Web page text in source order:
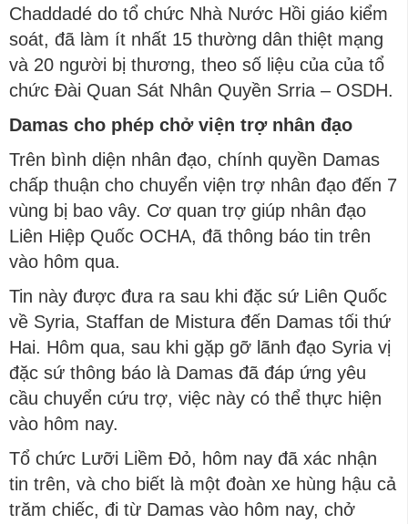
Chaddadé do tổ chức Nhà Nước Hồi giáo kiểm
soát, đã làm ít nhất 15 thường dân thiệt mạng
và 20 người bị thương, theo số liệu của của tổ
chức Đài Quan Sát Nhân Quyền Srria – OSDH.
Damas cho phép chở viện trợ nhân đạo
Trên bình diện nhân đạo, chính quyền Damas
chấp thuận cho chuyển viện trợ nhân đạo đến 7
vùng bị bao vây. Cơ quan trợ giúp nhân đạo
Liên Hiệp Quốc OCHA, đã thông báo tin trên
vào hôm qua.
Tin này được đưa ra sau khi đặc sứ Liên Quốc
về Syria, Staffan de Mistura đến Damas tối thứ
Hai. Hôm qua, sau khi gặp gỡ lãnh đạo Syria vị
đặc sứ thông báo là Damas đã đáp ứng yêu
cầu chuyển cứu trợ, việc này có thể thực hiện
vào hôm nay.
Tổ chức Lưỡi Liềm Đỏ, hôm nay đã xác nhận
tin trên, và cho biết là một đoàn xe hùng hậu cả
trăm chiếc, đi từ Damas vào hôm nay, chở